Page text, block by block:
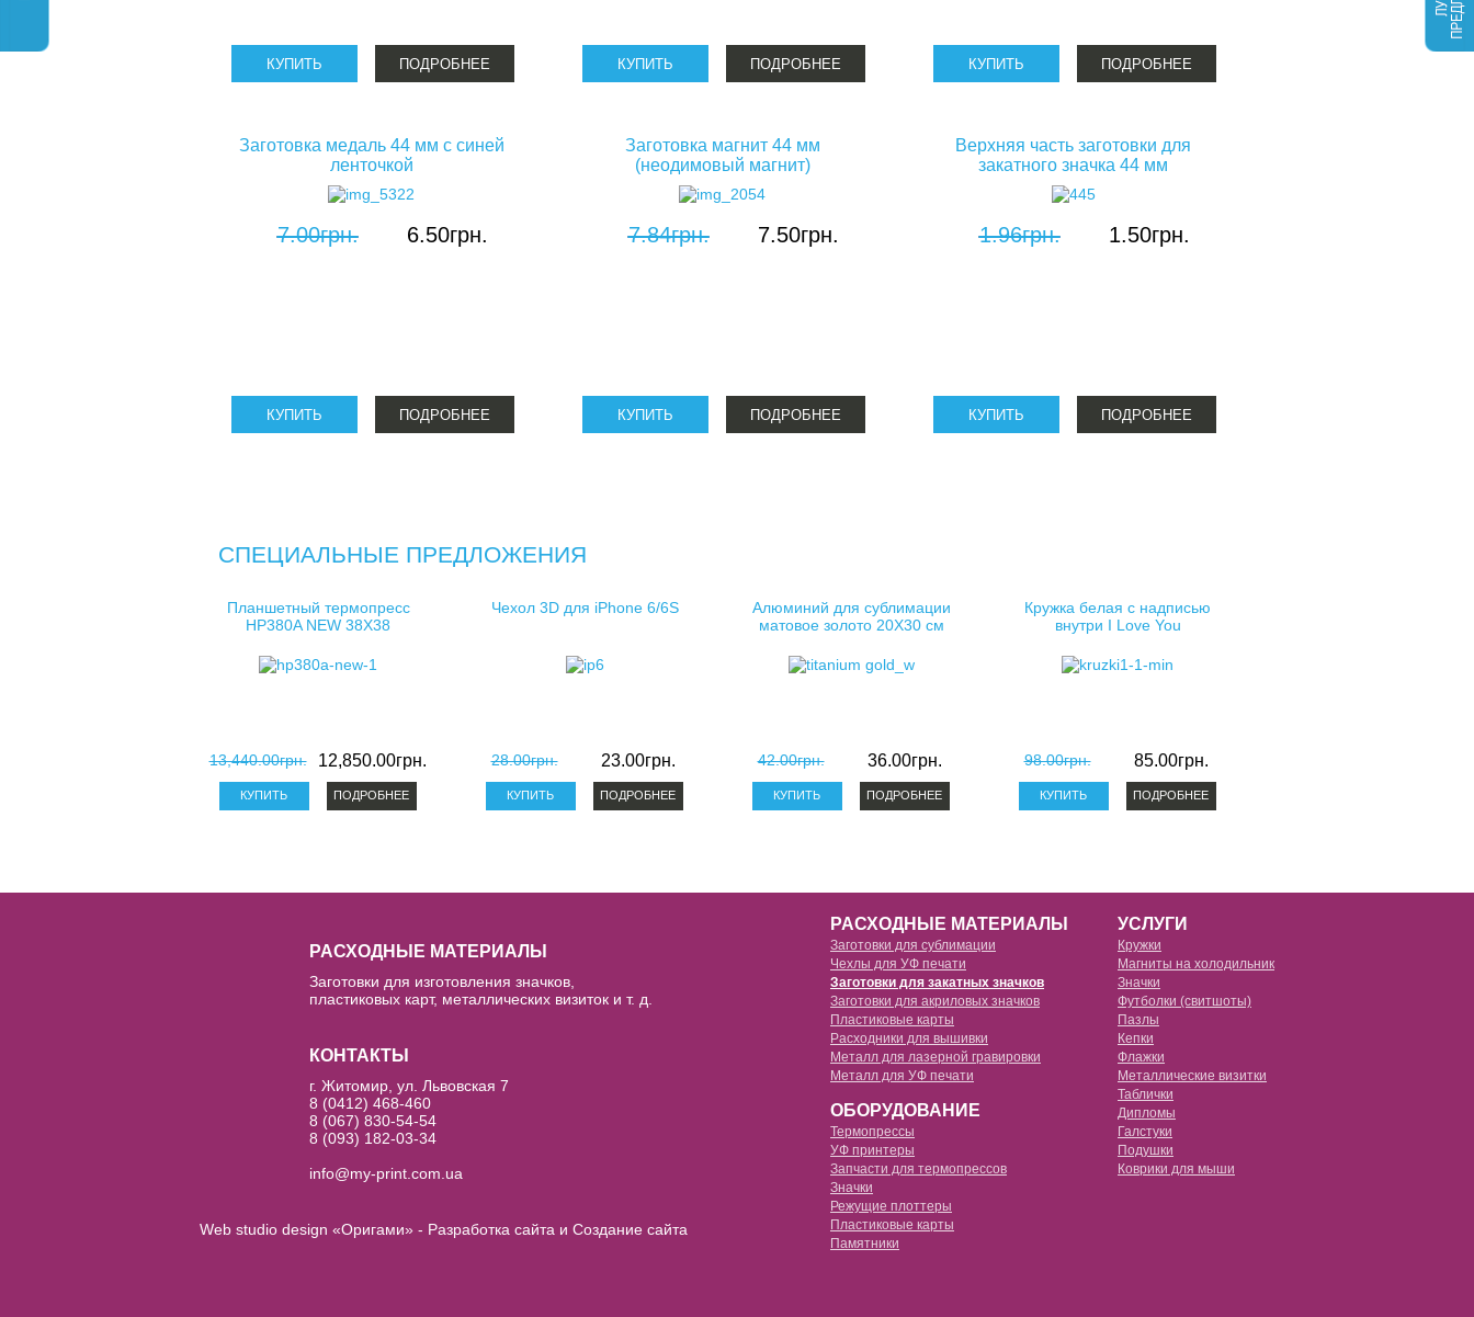
ПОДРОБНЕЕ ПОДРОБНЕЕ ПОДРОБНЕЕ
ПОДРОБНЕЕ
Заготовка медаль 44 мм с синей
ленточкой
7.00грн. 6.50грн.
ПОДРОБНЕЕ
Заготовка магнит 44 мм
(неодимовый магнит)
7.84грн. 7.50грн.
ПОДРОБНЕЕ
Верхняя часть заготовки для
закатного значка 44 мм
1.96грн. 1.50грн.
СПЕЦИАЛЬНЫЕ ПРЕДЛОЖЕНИЯ
Планшетный термопресс
HP380A NEW 38X38
13,440.00грн. 12,850.00грн.
ПОДРОБНЕЕ
Чехол 3D для iPhone 6/6S
28.00грн. 23.00грн.
ПОДРОБНЕЕ
Алюминий для сублимации
матовое золото 20X30 см
42.00грн. 36.00грн.
ПОДРОБНЕЕ
Кружка белая с надписью
внутри I Love You
98.00грн. 85.00грн.
ПОДРОБНЕЕ
РАСХОДНЫЕ МАТЕРИАЛЫ
Заготовки для изготовления значков,
пластиковых карт, металлических визиток и т. д.
КОНТАКТЫ
г. Житомир, ул. Львовская 7
8 (0412) 468-460
8 (067) 830-54-54
8 (093) 182-03-34
info@my-print.com.ua
Web studio design «Оригами» - Разработка сайта и Создание сайта
УСЛУГИ
Кружки
Магниты на холодильник
Значки
Футболки (свитшоты)
Пазлы
Кепки
Флажки
Металлические визитки
Таблички
Дипломы
Галстуки
Подушки
Коврики для мыши
РАСХОДНЫЕ МАТЕРИАЛЫ
Заготовки для сублимации
кружки для сублимации
чехлы для 3d сублимации full edge
чехлы для 3d сублимации
чехлы для 2d сублимации силиконовые (tpu) с пластиковой пластиной
чехлы для 2d сублимации силиконовые (tpu) с металлической пластиной
чехлы для 2d сублимации пластиковые (pc)
брелоки для сублимации
Чехлы для УФ печати
чехлы для уф печати силиконовые прозрачные
чехлы для уф печати силиконовые черные
чехлы для уф печати силиконовые розовые
чехлы для уф печати силиконовые белые
Заготовки для закатных значков
заготовки 25мм
заготовки 32мм
заготовки 44мм
заготовки 58мм
заготовки 75мм
Заготовки для акриловых значков
Пластиковые карты
Расходники для вышивки
флизелин водорастворимый
пленка водорастворимая
нитка водорастворимая
Металл для лазерной гравировки
Металл для УФ печати
ОБОРУДОВАНИЕ
Термопрессы
3d термопрессы
многофункциональные термопрессы
УФ принтеры
Запчасти для термопрессов
Значки
станки для значков
Режущие плоттеры
Пластиковые карты
Памятники